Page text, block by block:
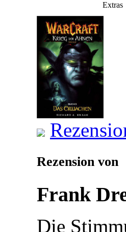
Extras
Rezension von
Frank
Die